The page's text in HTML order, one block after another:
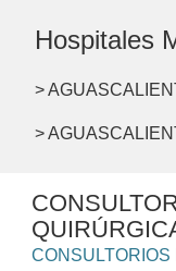
Hospitales
>
>